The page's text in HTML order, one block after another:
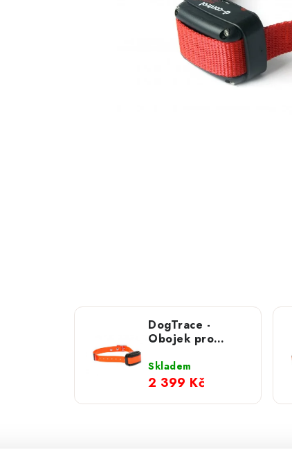
DogTrace -
Obojek pro
d‑control
professional MINI
Skladem
2 399 Kč